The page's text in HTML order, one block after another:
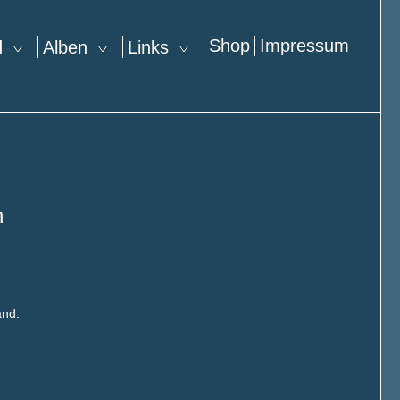
Impressum
Shop
Links
Alben